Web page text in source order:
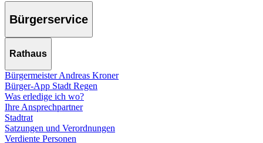
Bürgerservice
Rathaus
Bürgermeister Andreas Kroner
Bürger-App Stadt Regen
Was erledige ich wo?
Ihre Ansprechpartner
Stadtrat
Satzungen und Verordnungen
Verdiente Personen